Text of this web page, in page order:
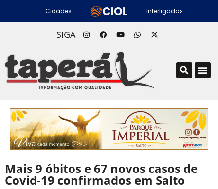
Cidades Interligadas
SIGA
Mais 9 óbitos e 67 novos casos de
Covid-19 confirmados em Salto